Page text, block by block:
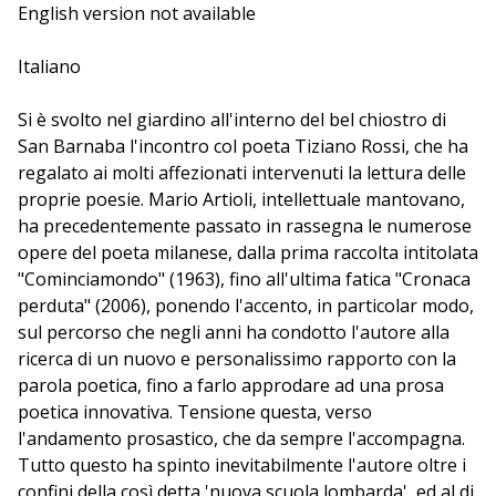
poetica, antilirica e 'scientifica'. Lo incontra Mario
English version not available
Italiano
Si è svolto nel giardino all'interno del bel chiostro di
San Barnaba l'incontro col poeta Tiziano Rossi, che ha
regalato ai molti affezionati intervenuti la lettura delle
proprie poesie. Mario Artioli, intellettuale mantovano,
ha precedentemente passato in rassegna le numerose
opere del poeta milanese, dalla prima raccolta intitolata
"Cominciamondo" (1963), fino all'ultima fatica "Cronaca
perduta" (2006), ponendo l'accento, in particolar modo,
sul percorso che negli anni ha condotto l'autore alla
ricerca di un nuovo e personalissimo rapporto con la
parola poetica, fino a farlo approdare ad una prosa
poetica innovativa. Tensione questa, verso
l'andamento prosastico, che da sempre l'accompagna.
Tutto questo ha spinto inevitabilmente l'autore oltre i